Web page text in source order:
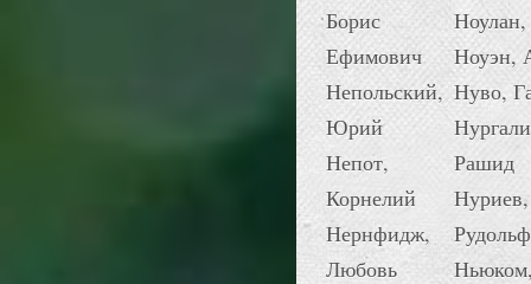
Борис
Ефимович
Непольский,
Юрий
Непот,
Корнелий
Нернфидж,
Любовь
Ноуэн,
Нуво,
Рашид
Нуриев,
Рудольф